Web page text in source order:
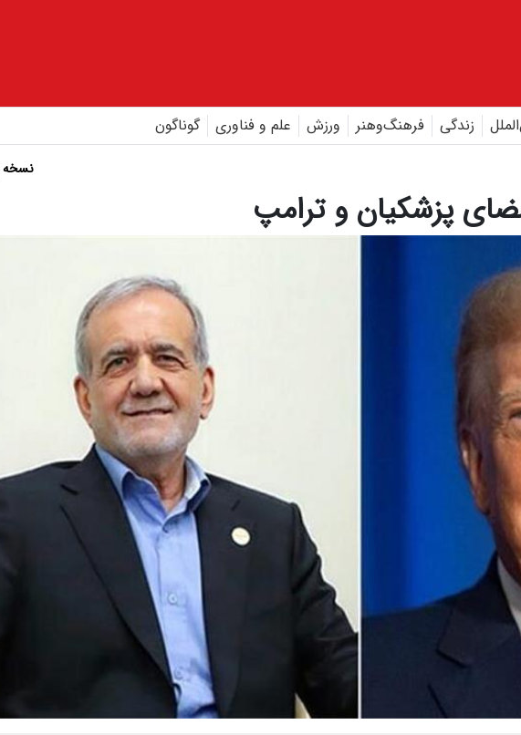
زندگی فرهنگ‌و‌هنر ورزش علم و فناوری گوناگون
نسخه
پزشکیان و ترامپ